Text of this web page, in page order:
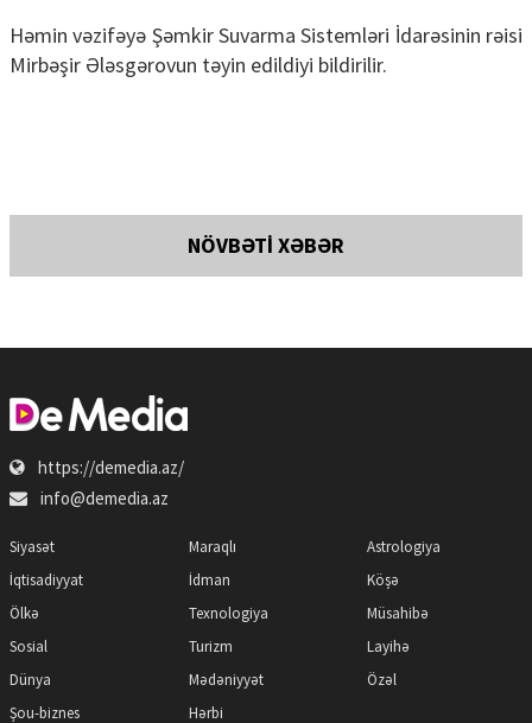
Həmin vəzifəyə Şəmkir Suvarma Sistemləri İdarəsinin rəisi
Mirbəşir Ələsgərovun təyin edildiyi bildirilir.
NÖVBƏTİ XƏBƏR
https://demedia.az/
info@demedia.az
Siyasət
İqtisadiyyat
Ölkə
Sosial
Dünya
Şou-biznes
Maraqlı
İdman
Texnologiya
Turizm
Mədəniyyət
Hərbi
Astrologiya
Köşə
Müsahibə
Layihə
Özəl